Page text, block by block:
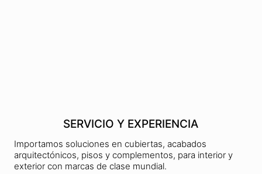
SERVICIO Y EXPERIENCIA
Importamos soluciones en cubiertas, acabados
arquitectónicos, pisos y complementos, para interior y
exterior con marcas de clase mundial.